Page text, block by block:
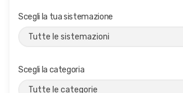
Scegli la tua sistemazione
Scegli la categoria